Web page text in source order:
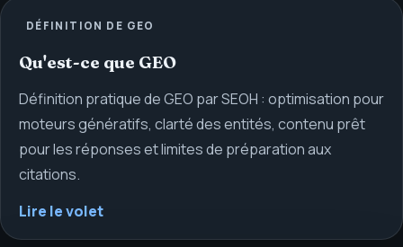
DÉFINITION DE GEO
Qu'est-ce que GEO
Définition pratique de GEO par SEOH : optimisation pour
moteurs génératifs, clarté des entités, contenu prêt
pour les réponses et limites de préparation aux
citations.
Lire le volet